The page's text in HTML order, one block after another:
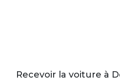
Recevoir la voiture à